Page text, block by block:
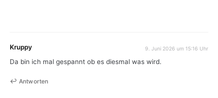
Kruppy 9. Juni 2026 um 15:16 Uhr
Da bin ich mal gespannt ob es diesmal was wird.
Antworten